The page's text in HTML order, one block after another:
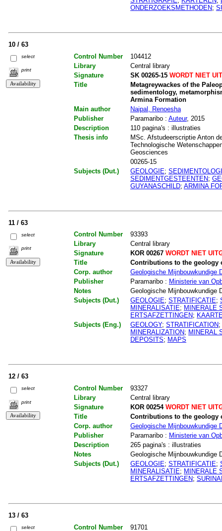
ONDERZOEKSMETHODEN;
10 / 63
select
print
Control Number
104412
Library
Central library
Signature
SK 00265-15WORDT NIET
Title
Metagreywackes of the
sedimentology,
Armina Formation
Main author
Naipal, Renoesha
Publisher
Paramaribo : Auteur, 2015
Description
110 pagina's : illustraties
Thesis info
MSc. Afstudeerscriptie Anton
Technologische
Geosciences
00265-15
Subjects (Dut.)
GEOLOGIE;
SEDIMENTGESTEENTEN;
GUYANASCHILD; ARMINA
11 / 63
select
print
Control Number
93393
Library
Central library
Signature
KOR 00267WORDT NIET
Title
Contributions to the geology
Corp. author
Geologische Mijnbouwkundige
Publisher
Paramaribo : Ministerie van
Notes
Geologische Mijnbouwkundige
Subjects (Dut.)
GEOLOGIE; STRATIFICATIE;
MINERALISATIE; MINERALE
ERTSAFZETTINGEN;
Subjects (Eng.)
GEOLOGY; STRATIFICATION;
MINERALIZATION; MINERAL
DEPOSITS; MAPS
12 / 63
select
print
Control Number
93327
Library
Central library
Signature
KOR 00254WORDT NIET
Title
Contributions to the geology
Corp. author
Geologische Mijnbouwkundige
Publisher
Paramaribo : Ministerie van
Description
265 pagina's : illustraties
Notes
Geologische Mijnbouwkundige
Subjects (Dut.)
GEOLOGIE; STRATIFICATIE;
MINERALISATIE; MINERALE
ERTSAFZETTINGEN;
13 / 63
select Control Number
91701